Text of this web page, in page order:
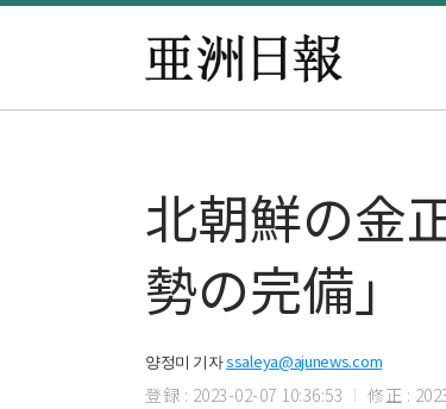
北朝鮮の金
勢の完備
양정미 기자ssaleya@ajunews.com
登録 : 2023-02-07 10:36:53 修正 :